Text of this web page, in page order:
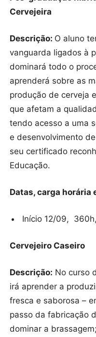
Cervejeira
Descrição: O aluno
vanguarda ligados à
dominará todo o
aprenderá sobre as
produção de cerveja
que afetam a
tendo acesso a uma
e desenvolvimento
seu certificado
Educação.
Datas, carga horária
Início 12/09,
Cervejeiro Caseiro
Descrição: No curso
irá aprender a
fresca e saborosa –
passo da fabricação
dominar a